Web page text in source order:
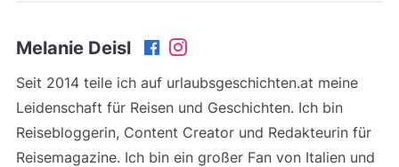
Melanie Deisl
Seit 2014 teile ich auf urlaubsgeschichten.at meine
Leidenschaft für Reisen und Geschichten. Ich bin
Reisebloggerin, Content Creator und Redakteurin für
Reisemagazine. Ich bin ein großer Fan von Italien und